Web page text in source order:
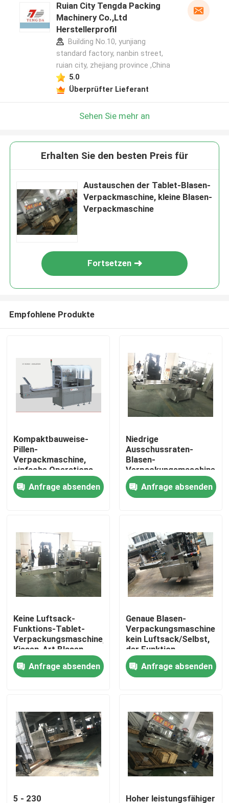
Produkte
Über uns
Qualitätskontrolle
Treten Sie mit uns in Verbindung
Horizontale Verpackungsmaschine
automatische Nahrungsmittelverpackungsmaschine
Hardware-Verpackungsmaschine
Ruian City Tengda Packing
Machinery Co.,Ltd
Herstellerprofil
Building No.10, yunjiang
standard factory, nanbin street,
ruian city, zhejiang province ,China
5.0
Überprüfter Lieferant
Sehen Sie mehr an
Erhalten Sie den besten Preis für
Austauschen der Tablet-Blasen-
Verpackmaschine, kleine Blasen-
Verpackmaschine
Fortsetzen
Empfohlene Produkte
Kompaktbauweise-
Pillen-
Verpackmaschine,
einfache Operations-
Blisterpackungs-
Dichtungs-Maschine
Anfrage absenden
Niedrige
Ausschussraten-
Blasen-
Verpackungsmaschine-
Lebenszeit geben
Wartung frei
Anfrage absenden
Keine Luftsack-
Funktions-Tablet-
Verpackungsmaschine,
Kissen-Art Blasen-
Packmaschine
Anfrage absenden
Genaue Blasen-
Verpackungsmaschine
kein Luftsack/Selbst,
der Funktion
überprüft
Anfrage absenden
5 - 230 Hoher leistungsfähiger